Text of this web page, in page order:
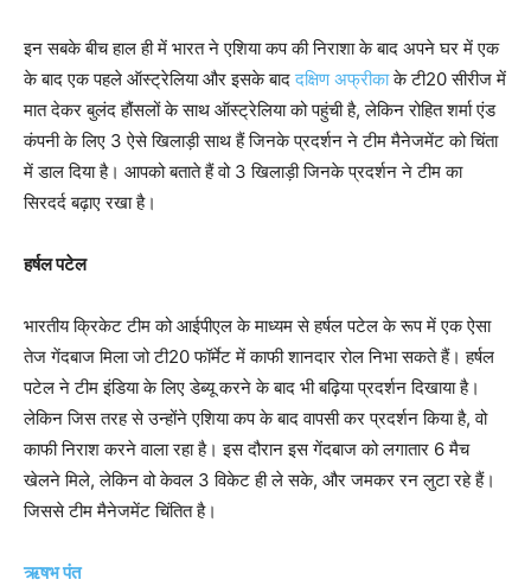
इन सबके बीच हाल ही में भारत ने एशिया कप की निराशा के बाद अपने घर में एक
के बाद एक पहले ऑस्ट्रेलिया और इसके बाददक्षिण अफ्रीकाके टी20 सीरीज में
मात देकर बुलंद हौंसलों के साथ ऑस्ट्रेलिया को पहुंची है, लेकिन रोहित शर्मा एंड
कंपनी के लिए 3 ऐसे खिलाड़ी साथ हैं जिनके प्रदर्शन ने टीम मैनेजमेंट को चिंता
में डाल दिया है। आपको बताते हैं वो 3 खिलाड़ी जिनके प्रदर्शन ने टीम का
सिरदर्द बढ़ाए रखा है।
हर्षल पटेल
भारतीय क्रिकेट टीम को आईपीएल के माध्यम से हर्षल पटेल के रूप में एक ऐसा
तेज गेंदबाज मिला जो टी20 फॉर्मेट में काफी शानदार रोल निभा सकते हैं। हर्षल
पटेल ने टीम इंडिया के लिए डेब्यू करने के बाद भी बढ़िया प्रदर्शन दिखाया है।
लेकिन जिस तरह से उन्होंने एशिया कप के बाद वापसी कर प्रदर्शन किया है, वो
काफी निराश करने वाला रहा है। इस दौरान इस गेंदबाज को लगातार 6 मैच
खेलने मिले, लेकिन वो केवल 3 विकेट ही ले सके, और जमकर रन लुटा रहे हैं।
जिससे टीम मैनेजमेंट चिंतित है।
ऋषभ पंत